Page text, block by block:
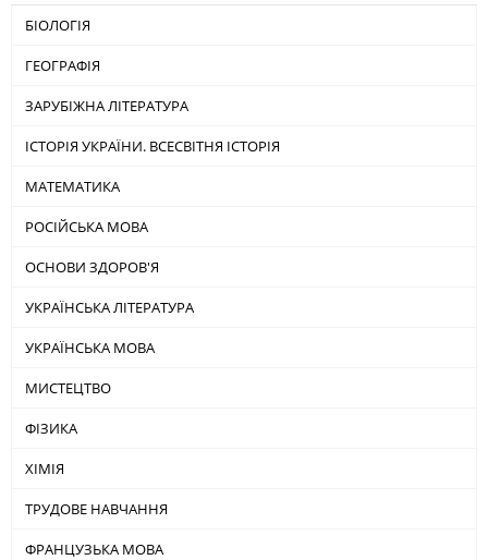
БІОЛОГІЯ
ГЕОГРАФІЯ
ЗАРУБІЖНА ЛІТЕРАТУРА
ІСТОРІЯ УКРАЇНИ. ВСЕСВІТНЯ ІСТОРІЯ
МАТЕМАТИКА
РОСІЙСЬКА МОВА
ОСНОВИ ЗДОРОВ'Я
УКРАЇНСЬКА ЛІТЕРАТУРА
УКРАЇНСЬКА МОВА
МИСТЕЦТВО
ФІЗИКА
ХІМІЯ
ТРУДОВЕ НАВЧАННЯ
ФРАНЦУЗЬКА МОВА